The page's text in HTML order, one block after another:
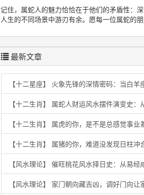
记住，属蛇人的魅力恰恰在于他们的矛盾性：
人生的不同场景中游刃有余。愿每一位属蛇的
最新文章
【十二星座】 火象先锋的深情密码：当白
【十二生肖】 属蛇人财运风水摆件演变史
【十二生肖】 属虎的你，是不是总感觉事
【十二生肖】 属猪的你，难道没发现日柱
【风水理论】 催旺桃花风水择日史：从易
【风水理论】 家门朝向藏吉凶，调好门向